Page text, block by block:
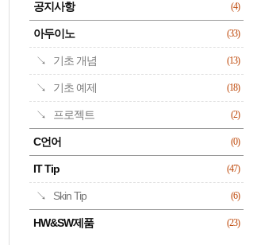
공지사항 (4)
아두이노 (33)
기초 개념 (13)
기초 예제 (18)
프로젝트 (2)
C언어 (0)
IT Tip (47)
Skin Tip (6)
HW&SW제품 (23)